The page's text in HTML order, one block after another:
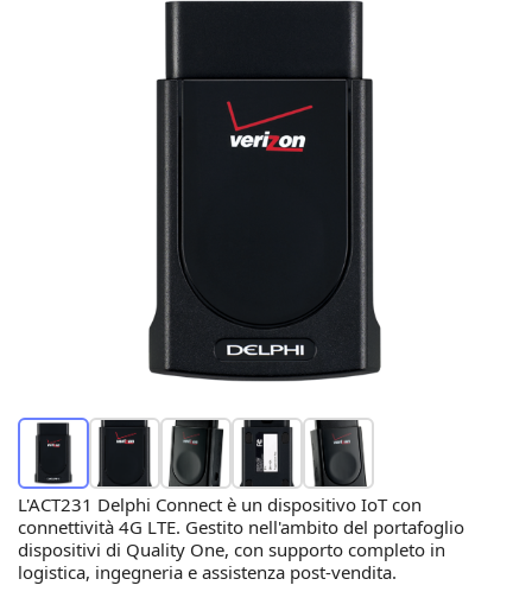
L'ACT231 Delphi Connect è un dispositivo IoT con
connettività 4G LTE. Gestito nell'ambito del portafoglio
dispositivi di Quality One, con supporto completo in
logistica, ingegneria e assistenza post-vendita.